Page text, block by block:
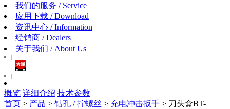
我们的服务 / Service
应用下载 / Download
资讯中心 / Information
经销商 / Dealers
关于我们 / About Us
|
|
概览 详细介绍 技术参数
首页 > 产品 > 钻孔 / 拧螺丝 > 充电冲击扳手 > 刀头盒BT-